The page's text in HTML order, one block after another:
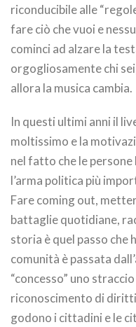
riconducibile alle
fare ciò che vuoi e
cominci ad alzare la
orgogliosamente chi
allora la musica cambia.
In questi ultimi anni il
moltissimo e la
nel fatto che le
l’arma politica più
Fare coming out,
battaglie quotidiane,
storia è quel passo che
comunità è passata
“concesso” uno
riconoscimento di
godono i cittadini e le